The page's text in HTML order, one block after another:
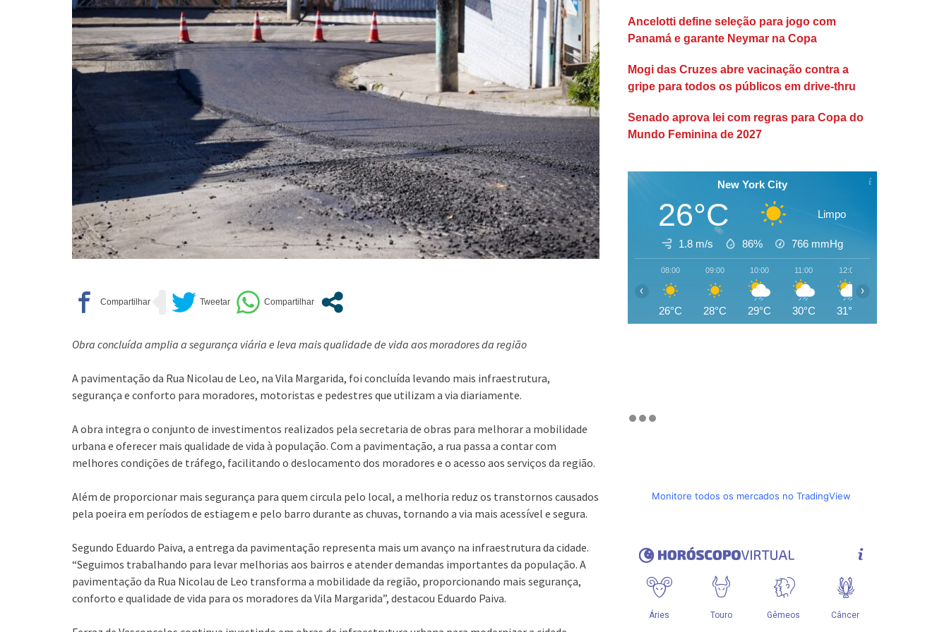
Obra concluída amplia a segurança viária e leva mais qualidade de vida aos moradores da região
A pavimentação da Rua Nicolau de Leo, na Vila Margarida, foi concluída levando mais infraestrutura,
segurança e conforto para moradores, motoristas e pedestres que utilizam a via diariamente.
A obra integra o conjunto de investimentos realizados pela secretaria de obras para melhorar a mobilidade
urbana e oferecer mais qualidade de vida à população. Com a pavimentação, a rua passa a contar com
melhores condições de tráfego, facilitando o deslocamento dos moradores e o acesso aos serviços da região.
Além de proporcionar mais segurança para quem circula pelo local, a melhoria reduz os transtornos causados
pela poeira em períodos de estiagem e pelo barro durante as chuvas, tornando a via mais acessível e segura.
Segundo Eduardo Paiva, a entrega da pavimentação representa mais um avanço na infraestrutura da cidade.
“Seguimos trabalhando para levar melhorias aos bairros e atender demandas importantes da população. A
pavimentação da Rua Nicolau de Leo transforma a mobilidade da região, proporcionando mais segurança,
conforto e qualidade de vida para os moradores da Vila Margarida”, destacou Eduardo Paiva.
Ancelotti define seleção para jogo com
Panamá e garante Neymar na Copa
Mogi das Cruzes abre vacinação contra a
gripe para todos os públicos em drive-thru
Senado aprova lei com regras para Copa do
Mundo Feminina de 2027
New York City
26°C Limpo
1.8 m/s 86% 766 mmHg
08:00
26°C
09:00
28°C
10:00
29°C
11:00
30°C
12:00
31°C
‹ ›
Monitore todos os mercados no TradingView